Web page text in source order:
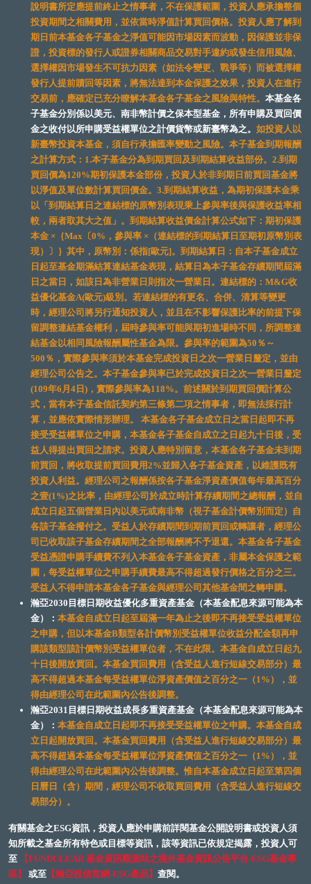
說明書所定應提前終止之情事者，不在保護範圍，投資人應承擔整個
投資期間之相關費用，並依當時淨值計算買回價格。投資人應了解到
期日前本基金各子基金之淨值可能因市場因素而波動，因保護並非保
證，投資標的發行人或證券相關商品交易對手違約或發生信用風險、
選擇權因市場發生不可抗力因素（如法令變更、戰爭等）而被選擇權
發行人提前贖回等因素，將無法達到本金保護之效果，投資人在進行
交易前，應確定已充分瞭解本基金各子基金之風險與特性。 本基金各
子基金分別係以美元、南非幣計價之保本型基金，所有申購及買回價
金之收付以所申購受益權單位之計價貨幣或新臺幣為之。 如投資人以
新臺幣投資本基金，須自行承擔匯率變動之風險。本子基金到期報酬
之計算方式：1.本子基金分為到期買回及到期結算收益部份。2.到期
買回價為120%期初保護本金部份，投資人於非到期日前買回基金將
以淨值及單位數計算買回價金。3.到期結算收益，為期初保護本金乘
以「到期結算日之連結標的原幣別表現乘上參與率後與保護收益率相
較，兩者取其大之值」。到期結算收益價金計算公式如下：期初保護
本金 ×｛Max〔0%，參與率 ×（連結標的到期結算日至期初原幣別表
現）〕｝其中，原幣別：係指[歐元]。到期結算日：自本子基金成立
日起至基金期滿結算連結基金表現，結算日為本子基金存續期間屆滿
日之當日，如該日為非營業日則指次一營業日。連結標的：M&G收
益優化基金A(歐元)級別。若連結標的有更名、合併、清算等變更
時，經理公司將另行通知投資人，並且在不影響保護比率的前提下保
留調整連結基金權利，屆時參與率可能與期初進場時不同，所調整連
結基金以相同風險報酬屬性基金為限。參與率的範圍為50％～
500％，實際參與率須於本基金完成投資日之次一營業日釐定，並由
經理公司公告之。本子基金參與率已於完成投資日之次一營業日釐定
(109年6月4日)，實際參與率為118%。前述關於到期買回價計算公
式，當有本子基金信託契約第三條第二項之情事者，即無法採行計
算，並應依實際情形辦理。 本基金各子基金成立日之當日起即不再
接受受益權單位之申購，本基金各子基金自成立之日起九十日後，受
益人得提出買回之請求。投資人應特別留意，本基金各子基金未到期
前買回，將收取提前買回費用2%並歸入各子基金資產，以維護既有
投資人利益。經理公司之報酬係按各子基金淨資產價值每年最高百分
之壹(1%)之比率，由經理公司於成立時計算存續期間之總報酬，並自
成立日起五個營業日內以美元或南非幣（視子基金計價幣別而定）自
各該子基金撥付之。受益人於存續期間到期前買回或轉讓者，經理公
司已收取該子基金存續期間之全部報酬將不予退還。本基金各子基金
受益憑證申購手續費不列入本基金各子基金資產，非屬本金保護之範
圍，每受益權單位之申購手續費最高不得超過發行價格之百分之三。
受益人不得申請本基金各子基金與經理公司其他基金間之轉申購。
瀚亞2030目標日期收益優化多重資產基金（本基金配息來源可能為本
金）： 本基金自成立日起至屆滿一年為止之後即不再接受受益權單位
之申購，但以本基金B類型各計價幣別受益權單位收益分配金額再申
購該類型該計價幣別受益權單位者，不在此限。本基金自成立日起九
十日後開放買回。本基金買回費用（含受益人進行短線交易部分）最
高不得超過本基金每受益權單位淨資產價值之百分之一（1%），並
得由經理公司在此範圍內公告後調整。
瀚亞2031目標日期收益成長多重資產基金（本基金配息來源可能為本
金）： 本基金自成立日起即不再接受受益權單位之申購。本基金自成
立日起開放買回。本基金買回費用（含受益人進行短線交易部分）最
高不得超過本基金每受益權單位淨資產價值之百分之一（1%），並
得由經理公司在此範圍內公告後調整。惟自本基金成立日起至第四個
日曆日（含）期間，經理公司不收取買回費用（含受益人進行短線交
易部分）。
有關基金之ESG資訊，投資人應於申購前詳閱基金公開說明書或投資人須
知所載之基金所有特色或目標等資訊，該等資訊已依規定揭露，投資人可
至 【FUNDCLEAR 基金資訊觀測站之境外基金資訊公告平台-ESG基金專
區】 或至 【瀚亞投信官網-ESG產品】 查閱。